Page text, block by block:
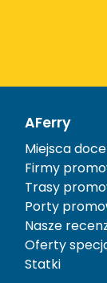
AFerry
Miejsca
Firmy
Trasy
Porty
Nasze
Oferty
Statki